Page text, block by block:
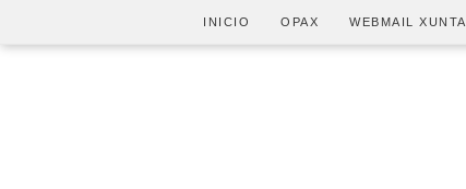
INICIO OPAX WEBMAIL XUNTA